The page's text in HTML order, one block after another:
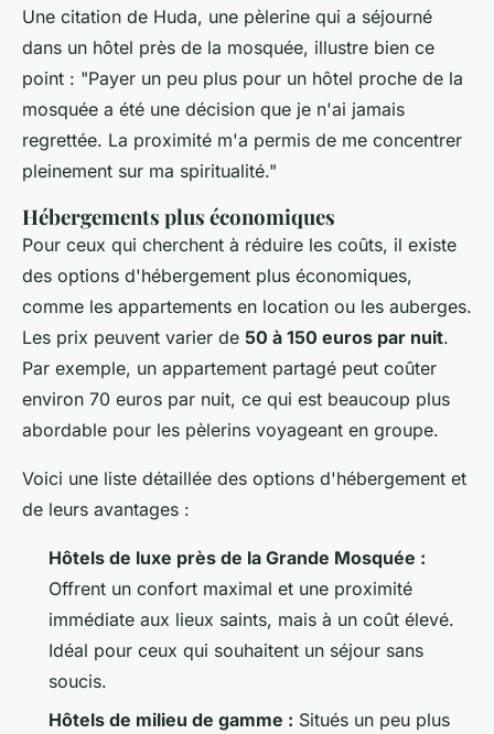
Une citation de Huda, une pèlerine qui a séjourné
dans un hôtel près de la mosquée, illustre bien ce
point : "Payer un peu plus pour un hôtel proche de la
mosquée a été une décision que je n'ai jamais
regrettée. La proximité m'a permis de me concentrer
pleinement sur ma spiritualité."
Hébergements plus économiques
Pour ceux qui cherchent à réduire les coûts, il existe
des options d'hébergement plus économiques,
comme les appartements en location ou les auberges.
Les prix peuvent varier de 50 à 150 euros par nuit.
Par exemple, un appartement partagé peut coûter
environ 70 euros par nuit, ce qui est beaucoup plus
abordable pour les pèlerins voyageant en groupe.
Voici une liste détaillée des options d'hébergement et
de leurs avantages :
Hôtels de luxe près de la Grande Mosquée :
Offrent un confort maximal et une proximité
immédiate aux lieux saints, mais à un coût élevé.
Idéal pour ceux qui souhaitent un séjour sans
soucis.
Hôtels de milieu de gamme : Situés un peu plus